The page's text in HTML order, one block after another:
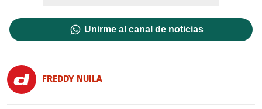
Unirme al canal de noticias
FREDDY NUILA